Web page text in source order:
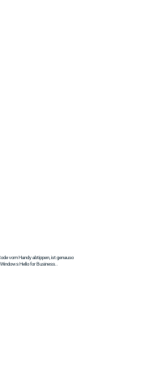
vom Handy abtippen, ist genauso
Hello for Business..